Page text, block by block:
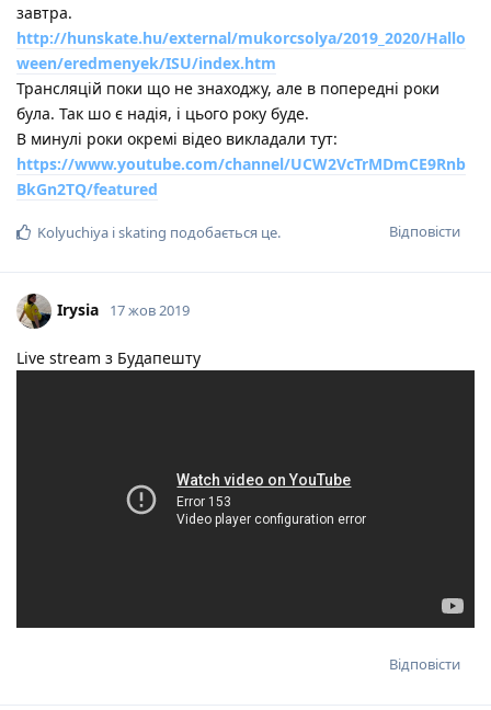
завтра.
http://hunskate.hu/external/mukorcsolya/2019_2020/Hallo
ween/eredmenyek/ISU/index.htm
Трансляцій поки що не знаходжу, але в попередні роки
була. Так шо є надія, і цього року буде.
В минулі роки окремі відео викладали тут:
https://www.youtube.com/channel/UCW2VcTrMDmCE9Rnb
BkGn2TQ/featured
Відповісти
Kolyuchiya іskating подобається це.
Irysia 17 жов 2019
Live stream з Будапешту
Відповісти